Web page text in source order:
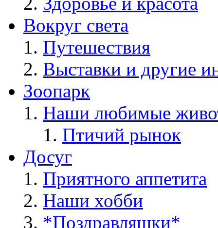
Вокруг света
Путешествия
Выставки и другие
Зоопарк
Наши любимые
Птичий рынок
Досуг
Приятного аппетита
Наши хобби
*Поздравляшки*